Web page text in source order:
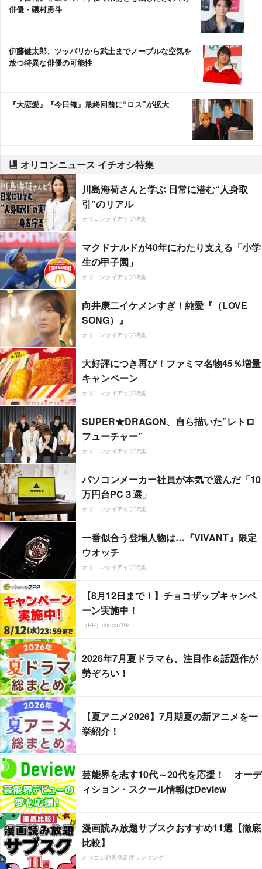
俳優・磯村勇斗
伊藤健太郎、ツッパリから武士までノーブルな空気を
放つ特異な俳優の可能性
『大恋愛』『今日俺』最終回前に“ロス”が拡大
オリコンニュース イチオシ特集
川島海荷さんと学ぶ 日常に潜む“人身取
引”のリアル
オリコンタイアップ特集
マクドナルドが40年にわたり支える「小学
生の甲子園」
オリコンタイアップ特集
向井康二イケメンすぎ！純愛『（LOVE
SONG）』
オリコンタイアップ特集
大好評につき再び！ファミマ名物45％増量
キャンペーン
オリコンタイアップ特集
SUPER★DRAGON、自ら描いた”レトロ
フューチャー”
オリコンタイアップ特集
パソコンメーカー社員が本気で選んだ「10
万円台PC３選」
オリコンタイアップ特集
一番似合う登場人物は…『VIVANT』限定
ウオッチ
オリコンタイアップ特集
【8月12日まで！】チョコザップキャンペ
ーン実施中！
（PR）chocoZAP
2026年7月夏ドラマも、注目作＆話題作が
勢ぞろい！
【夏アニメ2026】7月期夏の新アニメを一
挙紹介！
芸能界を志す10代～20代を応援！ オーデ
ィション・スクール情報はDeview
漫画読み放題サブスクおすすめ11選【徹底
比較】
オリコン顧客満足度ランキング